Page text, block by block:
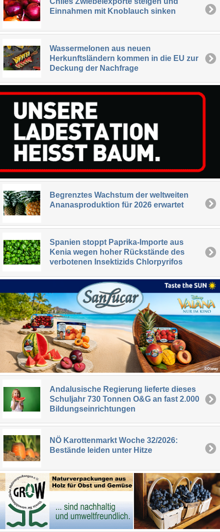
Einnahmen mit Knoblauch sinken
Wassermelonen aus neuen
Herkunftsländern kommen in die EU zur
Deckung der Nachfrage
Begrenztes Wachstum der weltweiten
Ananasproduktion für 2026 erwartet
Spanien stoppt Paprika-Importe aus
Kenia wegen hoher Rückstände des
verbotenen Insektizids Chlorpyrifos
Andalusische Regierung lieferte dieses
Schuljahr 730 Tonnen O&G an fast 2.000
Bildungseinrichtungen
NÖ Karottenmarkt Woche 32/2026:
Bestände leiden unter Hitze